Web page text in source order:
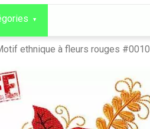
ethnique à fleurs rouges #0010